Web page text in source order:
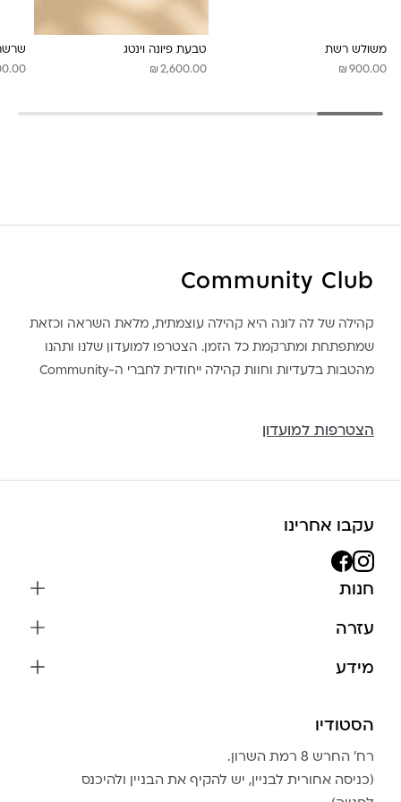
משולש רשת
₪ 900.00
טבעת פיונה וינטג
₪ 2,600.00
Community Club
קהילה של לה לונה היא קהילה עוצמתית, מלאת השראה וכזאת
שמתפתחת ומתרקמת כל הזמן. הצטרפו למועדון שלנו ותהנו
מהטבות בלעדיות וחוות קהילה ייחודית לחברי ה-Community
הצטרפות למועדון
עקבו אחרינו
חנות
צמידים
בגדים
אביזרים
גברים
עזרה
צור קשר
מידע
שמירה על התכשיטים
הצהרת נגישות
טבלת מידות טבעות
הסטודיו
רח׳ החרש 8 רמת השרון.
(כניסה אחורית לבניין, יש להקיף את הבניין ולהיכנס